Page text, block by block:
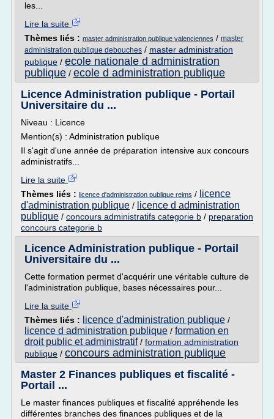
les...
Lire la suite
Thèmes liés : master administration publique valenciennes / master
administration publique debouches / master administration
publique / ecole nationale d administration
publique / ecole d administration publique
Licence Administration publique - Portail
Universitaire du ...
Niveau : Licence
Mention(s) : Administration publique
Il s'agit d'une année de préparation intensive aux concours
administratifs...
Lire la suite
Thèmes liés : licence d'administration publique reims / licence
d'administration publique / licence d administration
publique / concours administratifs categorie b / preparation
concours categorie b
Licence Administration publique - Portail
Universitaire du ...
Cette formation permet d'acquérir une véritable culture de
l'administration publique, bases nécessaires pour...
Lire la suite
Thèmes liés :
licence d'administration publique /
licence d administration publique / formation en
droit public et administratif/ formation administration
publique / concours administration publique
Master 2 Finances publiques et fiscalité -
Portail ...
Le master finances publiques et fiscalité appréhende les
différentes branches des finances publiques et de la